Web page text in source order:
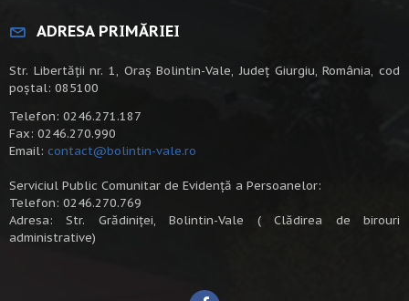
ADRESA PRIMĂRIEI
Str. Libertății nr. 1, Oraș Bolintin-Vale, Județ Giurgiu, România, cod
poștal: 085100
Telefon: 0246.271.187
Fax: 0246.270.990
Email: contact@bolintin-vale.ro
Serviciul Public Comunitar de Evidență a Persoanelor:
Telefon: 0246.270.769
Adresa: Str. Grădiniței, Bolintin-Vale ( Clădirea de birouri
administrative)